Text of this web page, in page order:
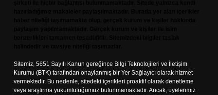
Sitemiz, 5651 Sayılı Kanun gereğince Bilgi Teknolojileri ve İletişim
Kurumu (BTK) tarafından onaylanmış bir Yer Sağlayıcı olarak hizmet
vermektedir. Bu nedenle, sitedeki içerikleri proaktif olarak denetleme
veya araştırma yükümlülüğümüz bulunmamaktadır. Ancak, üyelerimiz